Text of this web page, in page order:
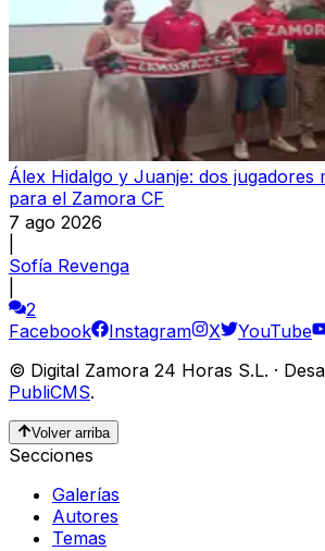
Álex Hidalgo y Juanje: dos jugadores
para el Zamora CF
7 ago 2026
Sofía Revenga
2
Facebook
Instagram X YouTube
© Digital Zamora 24 Horas S.L. ·
PubliCMS.
Volver arriba
Secciones
Galerías
Autores
Temas